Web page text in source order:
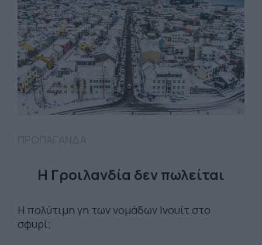
Η Γροιλανδία δεν πωλείται
Η πολύτιμη γη των νομάδων Ινουίτ στο
σφυρί;